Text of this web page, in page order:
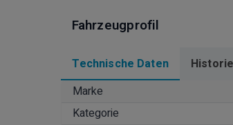
Fahrzeugprofil
Technische Daten
Marke
Kategorie